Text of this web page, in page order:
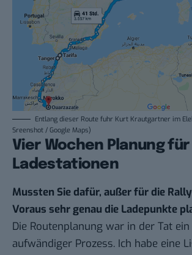
Entlang dieser Route fuhr Kurt Krautgartner im
Sreenshot / Google Maps)
Vier Wochen Planung
Ladestationen
Mussten Sie dafür, außer für die
Voraus sehr genau die Ladepunkte
Die Routenplanung war in der Tat
aufwändiger Prozess. Ich habe eine